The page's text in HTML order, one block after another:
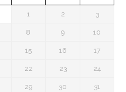
1 2 3
8 9 10
15 16 17
22 23 24
29 30 31